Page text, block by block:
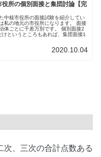
役所の個別面接と集団討論【完
中核市役所の面接試験を紹介してい
私の地元の市役所になります。 面接
体ごとに千差万別です。 個別面接2
けというところもあれば、集団面接1
2020.10.04
次、三次の合計点数ある